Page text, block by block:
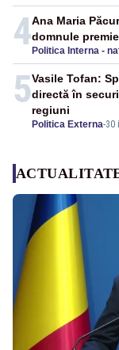
4 Politica Interna -
Ana Maria
domnule
5
Politica Externa-30
Vasile Tofan:
directă în
regiuni